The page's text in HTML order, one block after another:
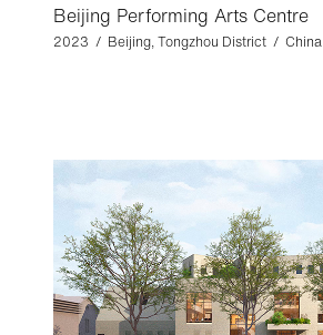
Beijing Performing Arts Centre
2023 / Beijing, Tongzhou District / China